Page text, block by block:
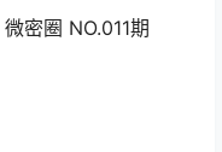
微密圈 NO.011期